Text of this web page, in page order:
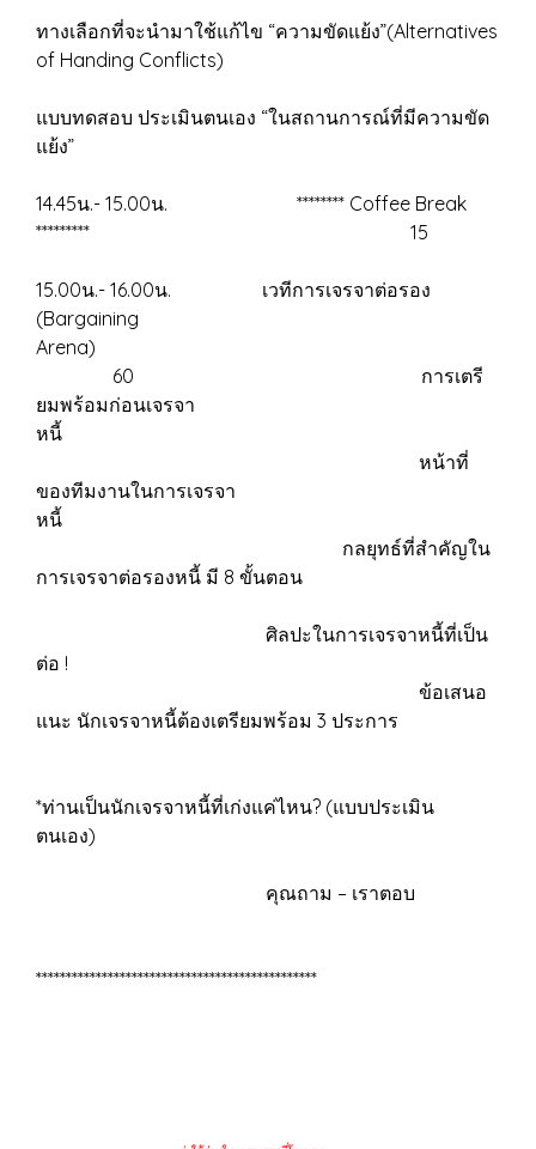
ทางเลือกที่จะนำมาใช้แก้ไข “ความขัดแย้ง”(Alternatives
of Handing Conflicts)
แบบทดสอบ ประเมินตนเอง “ในสถานการณ์ที่มีความขัด
แย้ง”
14.45น.- 15.00น. ******** Coffee Break
********* 15
15.00น.- 16.00น. เวทีการเจรจาต่อรอง
(Bargaining
Arena)
60 การเตรี
ยมพร้อมก่อนเจรจา
หนี้
หน้าที่
ของทีมงานในการเจรจา
หนี้
กลยุทธ์ที่สำคัญใน
การเจรจาต่อรองหนี้ มี 8 ขั้นตอน
ศิลปะในการเจรจาหนี้ที่เป็น
ต่อ !
ข้อเสนอ
แนะ นักเจรจาหนี้ต้องเตรียมพร้อม 3 ประการ
*ท่านเป็นนักเจรจาหนี้ที่เก่งแค่ไหน? (แบบประเมิน
ตนเอง)
คุณถาม – เราตอบ
***********************************************